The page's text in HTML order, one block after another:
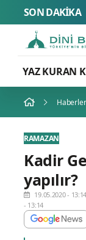
SON DAKİKA
YAZ KURAN
Haberler
RAMAZAN
Kadir
yapılır?
19.05.2020 - 13:14
- 13:14